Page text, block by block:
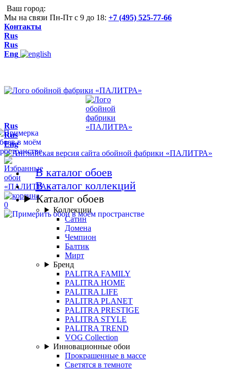
Ваш город:
Мы на связи Пн-Пт с 9 до 18: +7 (495) 525-77-66
Контакты
Rus
Rus
Eng
0
Rus
Rus
Eng
В каталог обоев
В каталог коллекций
Каталог обоев
Коллекции
Сатин
Домена
Чемпион
Балтик
Мирт
Бренд
PALITRA FAMILY
PALITRA HOME
PALITRA LIFE
PALITRA PLANET
PALITRA PRESTIGE
PALITRA STYLE
PALITRA TREND
VOG Collection
Инновационные обои
Прокрашенные в массе
Светятся в темноте